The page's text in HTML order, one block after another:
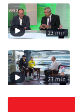
23 min
23 min